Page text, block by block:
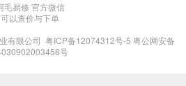
毛易修 官方微信
可以查价与下单
有限公司 粤ICP备12074312号-5 粤公网安备
号